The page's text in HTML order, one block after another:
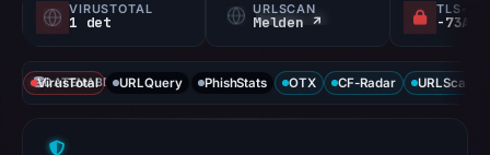
VIRUSTOTAL
1 det
URLSCAN
Melden ↗
TLS-
DATENABDECKUNG
VirusTotal URLQuery PhishStats OTX CF-Radar URLScan